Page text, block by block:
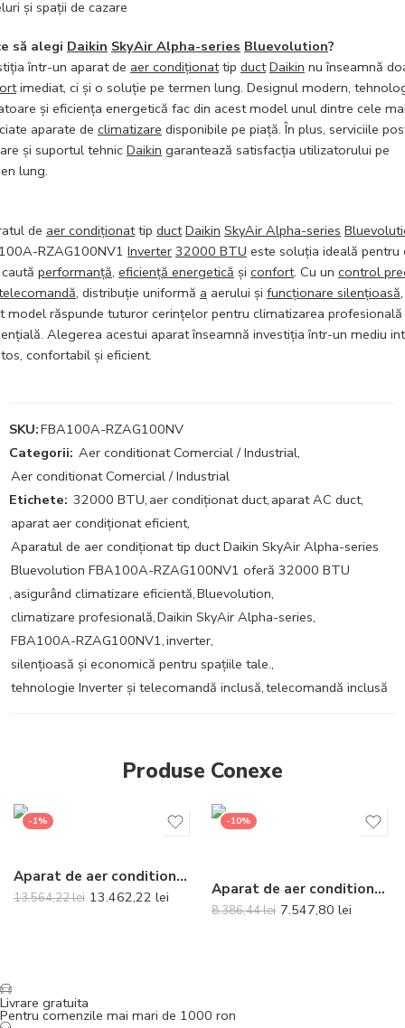
și spații de cazare
să alegi Daikin SkyAir Alpha-series Bluevolution?
într-un aparat de aer condiționattip duct Daikin nu înseamnă
imediat, ci și o soluție pe termen lung. Designul modern,
și eficiența energetică fac din acest model unul dintre cele
aparate de climatizare disponibile pe piață. În plus, serviciile
și suportul tehnic Daikin garantează satisfacția utilizatorului pe
lung.
de aer condiționattip duct Daikin SkyAir Alpha-series
RZAG100NV1 Inverter 32000 BTU este soluția ideală pentru
performanță, eficiență energetică și confort. Cu un control
, distribuție uniformă a aerului și funcționare silențioasă,
model răspunde tuturor cerințelor pentru climatizarea profesională
Alegerea acestui aparat înseamnă investiția într-un mediu
confortabil și eficient.
SKU:FBA100A-RZAG100NV
Categorii: Aer conditionat Comercial / Industrial,
Aer conditionat Comercial / Industrial
Etichete: 32000 BTU, aer condiționat duct, aparat AC duct,
aparat aer condiționat eficient,
Aparatul de aer condiționat tip duct Daikin SkyAir Alpha-series
Bluevolution FBA100A-RZAG100NV1 oferă 32000 BTU
, asigurând climatizare eficientă,Bluevolution,
climatizare profesională,Daikin SkyAir Alpha-series,
FBA100A-RZAG100NV1,inverter,
silențioasă și economică pentru spațiile tale.,
tehnologie Inverter și telecomandă inclusă,telecomandă inclusă
Produse Conexe
-1%
Aparat de aer conditionat tip caseta Gree R32 GUD100T-A-T-GUD100W-NhA-T Inverter 34000 BTU
13.564,22lei 13.462,22 lei
-10%
Aparat de aer conditionat Daikin Comfora Bluevolution FTXP60N-RXP60N Inverter 21000 BTU – Telecomanda inclusa
8.386,44lei 7.547,80 lei
Livrare gratuita
Pentru comenzile mai mari de 1000 ron